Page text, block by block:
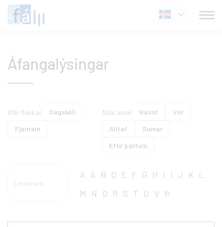
Fara
í
Íslenska
Áfangalýsingar
Allir flokkar
Dagskóli
Fjarnám
Allar annir Haust
Vor
Alltaf
Sumar
Eftir þörfum
A Á B D E F G H I Í J K L
M
N O R S T U V Þ